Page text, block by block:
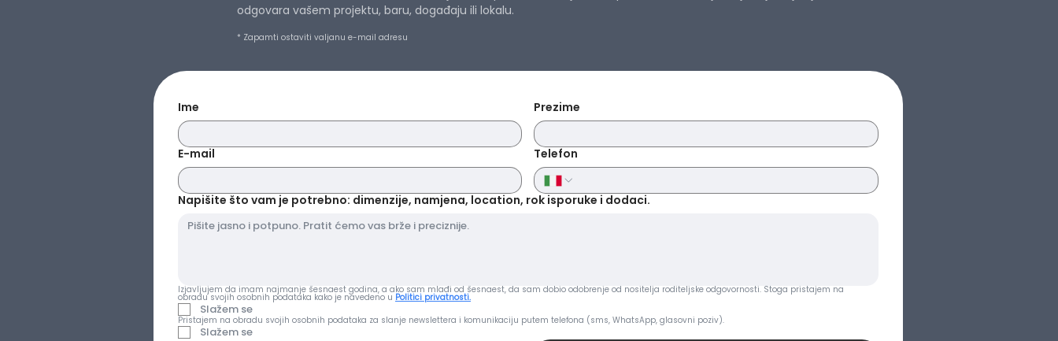
odgovara vašem projektu, baru, događaju ili lokalu.
* Zapamti ostaviti valjanu e-mail adresu
Ime Prezime
E-mail Telefon
Napišite što vam je potrebno: dimenzije, namjena, location, rok isporuke i dodaci.
Izjavljujem da imam najmanje šesnaest godina, a ako sam mlađi od šesnaest, da sam dobio odobrenje od nositelja roditeljske odgovornosti. Stoga pristajem na
obradu svojih osobnih podataka kako je navedeno u Politici privatnosti.
Slažem se
Pristajem na obradu svojih osobnih podataka za slanje newslettera i komunikaciju putem telefona (sms, WhatsApp, glasovni poziv).
Slažem se